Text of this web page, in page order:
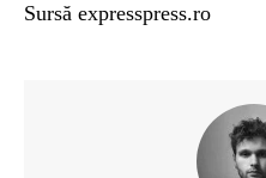
Sursă expresspress.ro